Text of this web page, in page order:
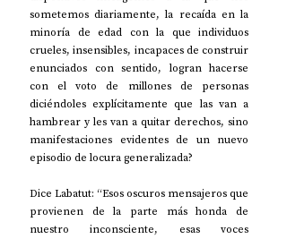
sometemos diariamente, la recaída en la
minoría de edad con la que individuos
crueles, insensibles, incapaces de construir
enunciados con sentido, logran hacerse
con el voto de millones de personas
diciéndoles explícitamente que las van a
hambrear y les van a quitar derechos, sino
manifestaciones evidentes de un nuevo
episodio de locura generalizada?
Dice Labatut: “Esos oscuros mensajeros que
provienen de la parte más honda de
nuestro inconsciente, esas voces